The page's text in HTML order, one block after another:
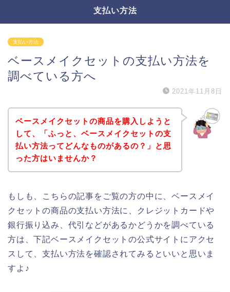
支払い方法
支払い方法
ベースメイクセットの支払い方法を
調べている方へ
2021年11月8日
ベースメイクセットの商品を購入しようと
して、「ふっと、ベースメイクセットの支
払い方法ってどんなものがあるの？」と思
った方はいませんか？
もしも、こちらの記事をご覧の方の中に、ベースメイ
クセットの商品の支払い方法に、クレジットカードや
銀行振り込み、代引などがあるかどうかを調べている
方は、下記ベースメイクセットの公式サイトにアクセ
スして、支払い方法を確認されてみるといいと思いま
すよ♪